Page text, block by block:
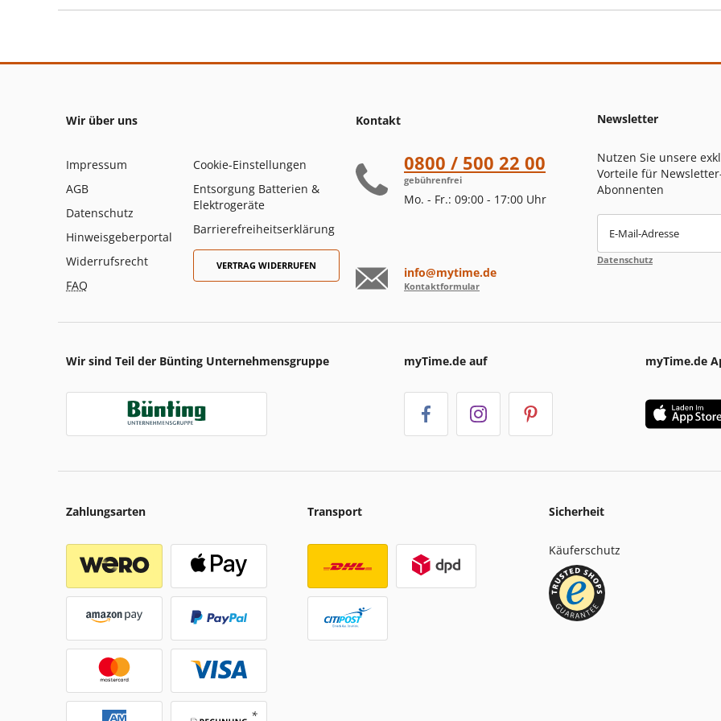
Wir über uns
Impressum
AGB
Datenschutz
Hinweisgeberportal
Widerrufsrecht
FAQ
Cookie-Einstellungen
Entsorgung Batterien &
Elektrogeräte
Barrierefreiheitserklärung
VERTRAG WIDERRUFEN
Kontakt
0800 / 500 22 00
gebührenfrei
Mo. - Fr.: 09:00 - 17:00 Uhr
info@mytime.de
Kontaktformular
Newsletter
Nutzen Sie unsere
Vorteile für
Abonnenten
E-Mail-Adresse
Datenschutz
Wir sind Teil der Bünting Unternehmensgruppe myTime.de auf myTime.de
Zahlungsarten Transport Sicherheit
Käuferschutz